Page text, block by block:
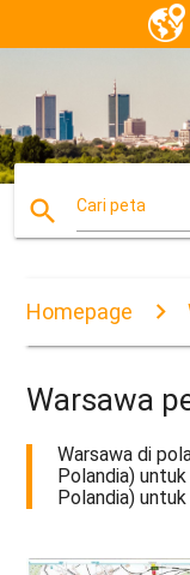
search Cari peta
Homepage
Warsawa
Warsawa di
Polandia)
Polandia)